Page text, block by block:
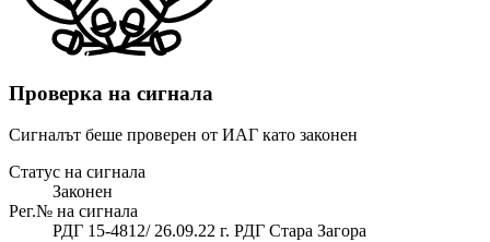
Проверка на сигнала
Сигналът беше проверен от ИАГ като законен
Статус на сигнала
Законен
Рег.№ на сигнала
РДГ 15-4812/ 26.09.22 г. РДГ Стара Загора